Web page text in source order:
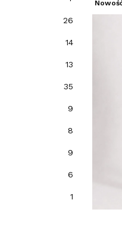
26
14
13
35
9
8
9
6
1